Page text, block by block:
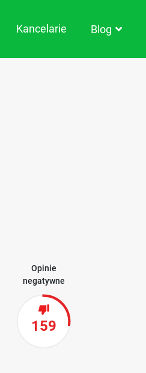
Kancelarie Blog
Opinie
negatywne
159